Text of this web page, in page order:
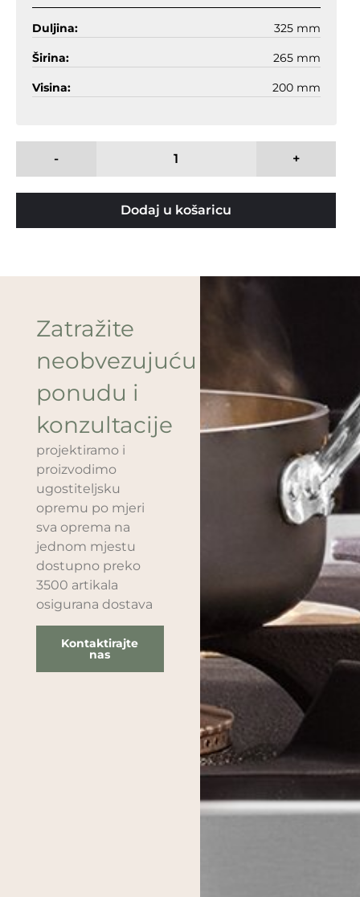
Duljina: 325 mm
Širina: 265 mm
Visina: 200 mm
- +
Dodaj u košaricu
Zatražite
neobvezujuću
ponudu i
konzultacije
projektiramo i
proizvodimo
ugostiteljsku
opremu po mjeri
sva oprema na
jednom mjestu
dostupno preko
3500 artikala
osigurana dostava
Kontaktirajte
nas